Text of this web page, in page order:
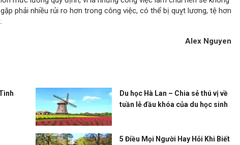
phải nhiều rủi ro hơn trong công việc, có thể bị quỵt lương, tệ hơn
Alex Nguyen
Du học Hà Lan – Chia sẻ thú vị về
tuần lễ đầu khóa của du học sinh
5 Điều Mọi Người Hay Hỏi Khi Biết